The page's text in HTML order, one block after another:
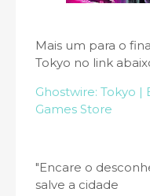
Mais um para o
Tokyo no link
Ghostwire: Tokyo
Games Store
"Encare o
salve a cidade